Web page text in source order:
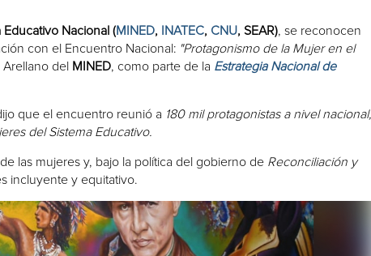
Educativo Nacional (MINED, INATEC, CNU, SEAR), se reconocen
con el Encuentro Nacional: "Protagonismo de la Mujer en el
Arellano del MINED, como parte de la Estrategia Nacional de
que el encuentro reunió a 180 mil protagonistas a nivel nacional,
del Sistema Educativo.
las mujeres y, bajo la política del gobierno de Reconciliación y
incluyente y equitativo.